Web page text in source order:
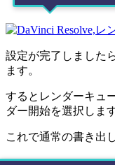
設定が完了しました
ます。
するとレンダーキュ
ダー開始を選択します
これで通常の書き出